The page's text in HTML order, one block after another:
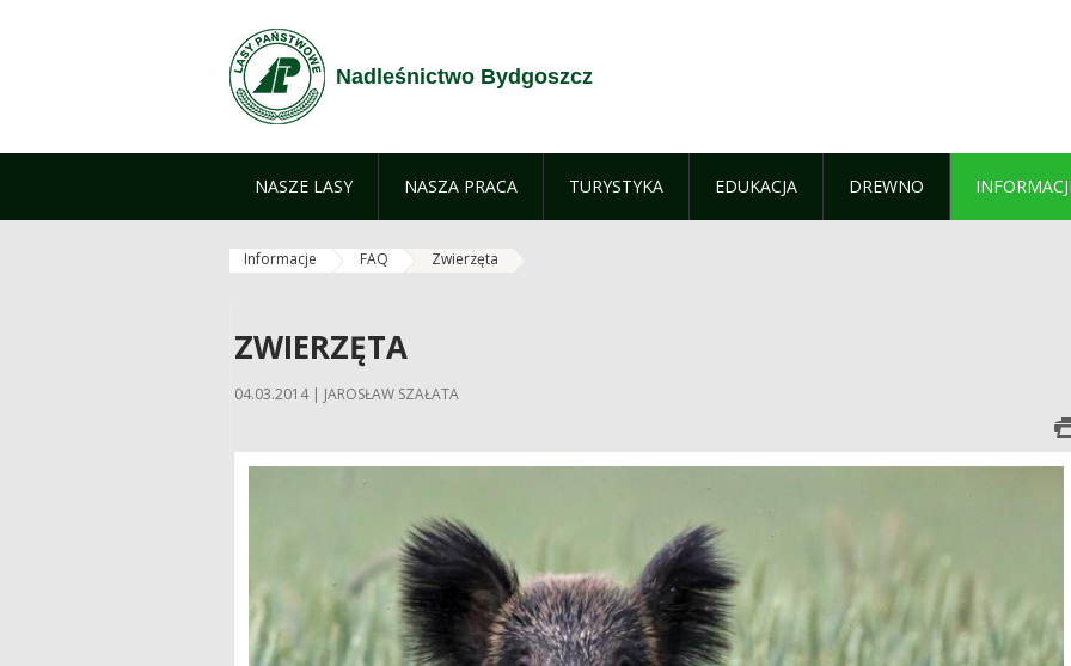
Nadleśnictwo Bydgoszcz
NASZE LASY NASZA PRACA TURYSTYKA EDUKACJA DREWNO
Informacje FAQ Zwierzęta
ZWIERZĘTA
04.03.2014 | JAROSŁAW SZAŁATA